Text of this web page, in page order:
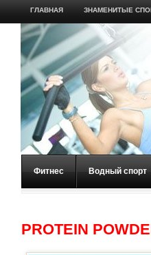
ГЛАВНАЯ ЗНАМЕНИТЫЕ
Фитнес Водный спорт
PROTEIN